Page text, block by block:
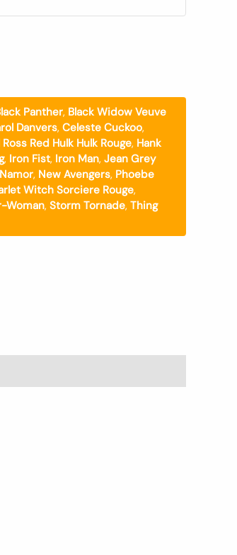
Panther, Black Widow Veuve
Danvers, Celeste Cuckoo,
Red Hulk Hulk Rouge, Hank
, Iron Fist, Iron Man, Jean Grey
Namor, New Avengers, Phoebe
Witch Sorciere Rouge,
Woman, Storm Tornade, Thing